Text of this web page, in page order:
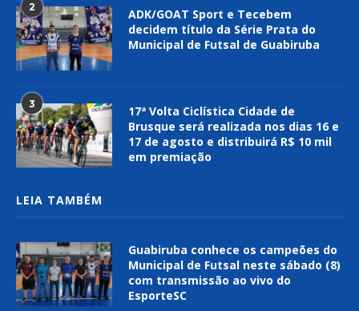
2
ADK/GOAT Sport e Tecebem
decidem título da Série Prata do
Municipal de Futsal de Guabiruba
3
17ª Volta Ciclística Cidade de
Brusque será realizada nos dias 16 e
17 de agosto e distribuirá R$ 10 mil
em premiação
LEIA TAMBÉM
Guabiruba conhece os campeões do
Municipal de Futsal neste sábado (8)
com transmissão ao vivo do
EsporteSC